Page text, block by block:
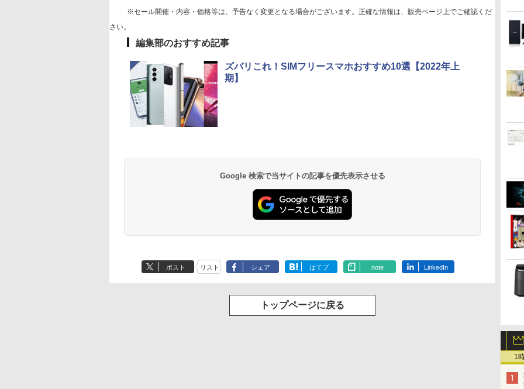
1
※セール開催・内容・価格等は、予告なく変更となる場合がございます。正確な情報は、販売ページ上でご確認くだ
さい。
編集部のおすすめ記事
ズバリこれ！SIMフリースマホおすすめ10選【2022年上
期】
Google 検索で当サイトの記事を優先表示させる
ポスト リスト シェア はてブ note LinkedIn
トップページに戻る